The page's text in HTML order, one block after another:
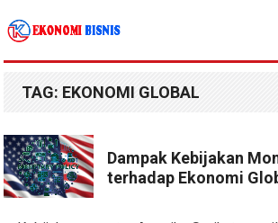
Kanal Ekonomi Bisnis
TAG: EKONOMI GLOBAL
Dampak Kebijakan
terhadap Ekonomi